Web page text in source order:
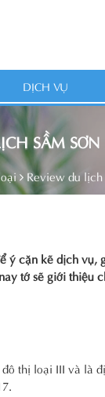
DỊCH VỤ
SẦM SƠN
Review du lịch
ý cặn kẽ dịch vụ,
tớ sẽ giới thiệu
thị loại III và là